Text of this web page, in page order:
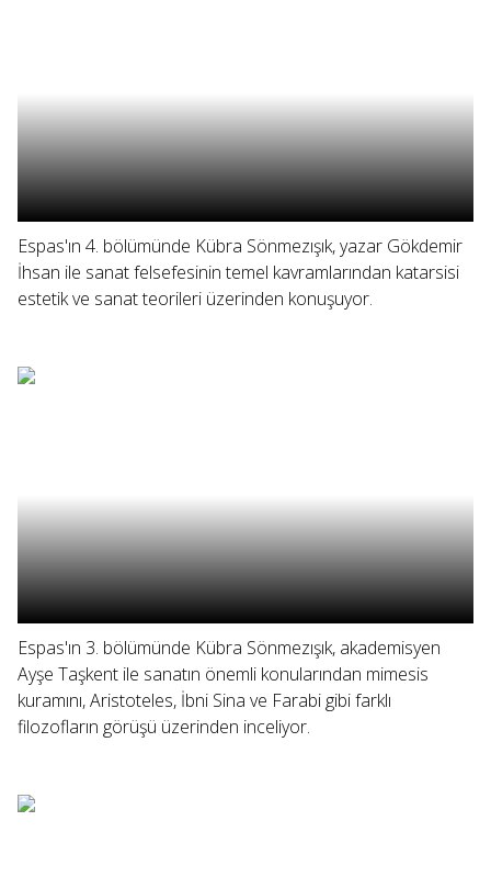
Espas'ın 4. bölümünde Kübra Sönmezışık, yazar Gökdemir
İhsan ile sanat felsefesinin temel kavramlarından katarsisi
estetik ve sanat teorileri üzerinden konuşuyor.
Espas'ın 3. bölümünde Kübra Sönmezışık, akademisyen
Ayşe Taşkent ile sanatın önemli konularından mimesis
kuramını, Aristoteles, İbni Sina ve Farabi gibi farklı
filozofların görüşü üzerinden inceliyor.